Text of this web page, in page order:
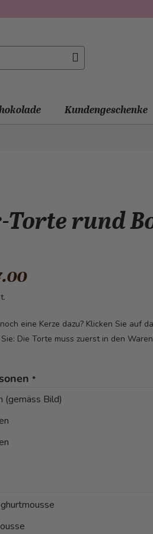
Kundengeschenke
Torte rund
eine Kerze dazu? Klicken Sie auf
Die Torte muss zuerst in den
*
(gemäss Bild)